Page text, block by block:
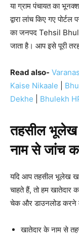
या ग्राम पंचायत का
द्वारा लांच किए गए
का जनपद Tehsil
जाता है। आप इसे पूरी
Read also-
Kaise Nikaale
Dekhe
Bhulekh
तहसील भूलेख
नाम से जांच
यदि आप तहसील भूलेख
चाहते हैं, तो हम खातेदार
चेक और डाउनलोड करने
खातेदार के नाम से